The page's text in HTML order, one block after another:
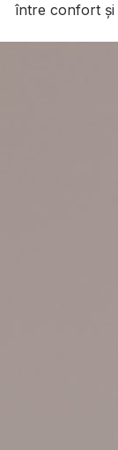
între confort și